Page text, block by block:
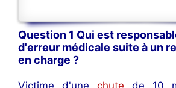
Question 1 Qui est
d'erreur médicale suite à un
en charge ?
Victime d'une chute de 10